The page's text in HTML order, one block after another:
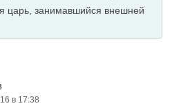
занимавшийся внешней
в 17:38